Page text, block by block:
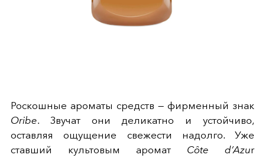
Роскошные ароматы средств — фирменный знак
Oribe. Звучат они деликатно и устойчиво,
оставляя ощущение свежести надолго. Уже
ставший культовым аромат Côte d’Azur